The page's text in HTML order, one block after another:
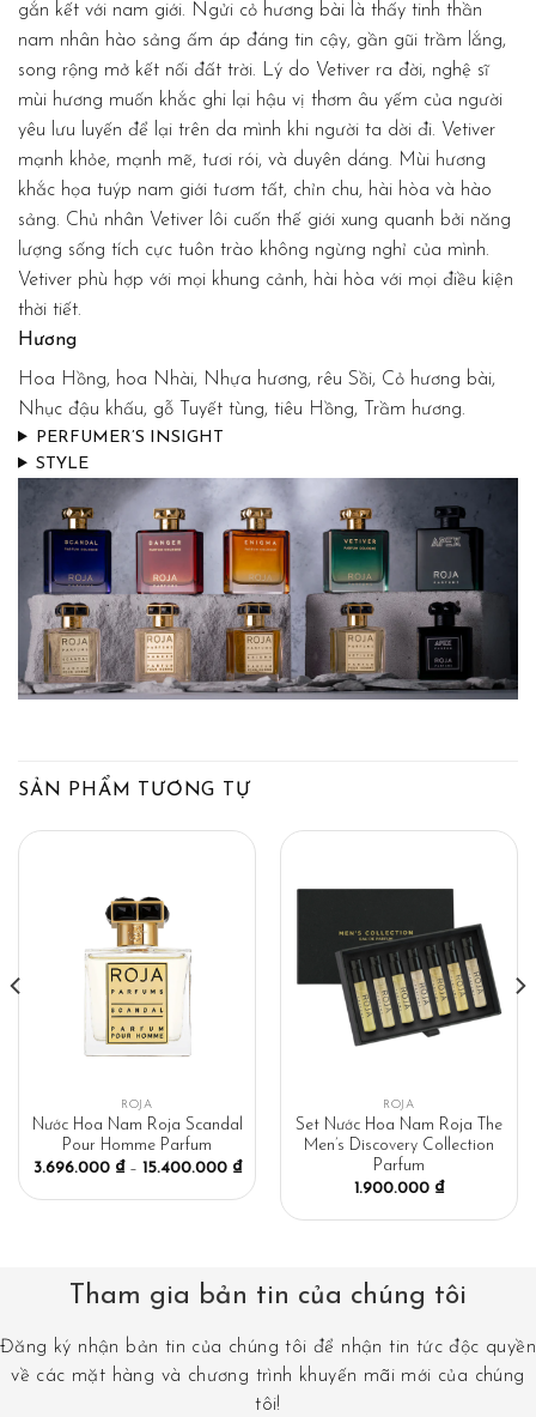
gắn kết với nam giới. Ngửi cỏ hương bài là thấy tinh thần
nam nhân hào sảng ấm áp đáng tin cậy, gần gũi trầm lắng,
song rộng mở kết nối đất trời. Lý do Vetiver ra đời, nghệ sĩ
mùi hương muốn khắc ghi lại hậu vị thơm âu yếm của người
yêu lưu luyến để lại trên da mình khi người ta dời đi. Vetiver
mạnh khỏe, mạnh mẽ, tươi rói, và duyên dáng. Mùi hương
khắc họa tuýp nam giới tươm tất, chỉn chu, hài hòa và hào
sảng. Chủ nhân Vetiver lôi cuốn thế giới xung quanh bởi năng
lượng sống tích cực tuôn trào không ngừng nghỉ của mình.
Vetiver phù hợp với mọi khung cảnh, hài hòa với mọi điều kiện
thời tiết.
Hương
Hoa Hồng, hoa Nhài, Nhựa hương, rêu Sồi, Cỏ hương bài,
Nhục đậu khấu, gỗ Tuyết tùng, tiêu Hồng, Trầm hương.
PERFUMER’S INSIGHT
STYLE
SẢN PHẨM TƯƠNG TỰ
ROJA
Nước Hoa Nam Roja Scandal
Pour Homme Parfum
3.696.000 ₫– 15.400.000 ₫
ROJA
Set Nước Hoa Nam Roja The
Men’s Discovery Collection
Parfum
1.900.000 ₫
Tham gia bản tin của chúng tôi
Đăng ký nhận bản tin của chúng tôi để nhận tin tức độc quyền
về các mặt hàng và chương trình khuyến mãi mới của chúng
tôi!